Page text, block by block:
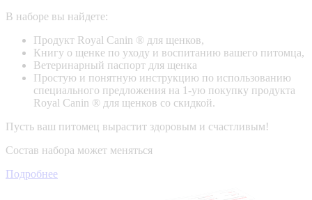
В наборе вы найдете:
Продукт Royal Canin ® для щенков,
Книгу о щенке по уходу и воспитанию вашего питомца,
Ветеринарный паспорт для щенка
Простую и понятную инструкцию по использованию
специального предложения на 1-ую покупку продукта
Royal Canin ® для щенков со скидкой.
Пусть ваш питомец вырастит здоровым и счастливым!
Состав набора может меняться
Подробнее